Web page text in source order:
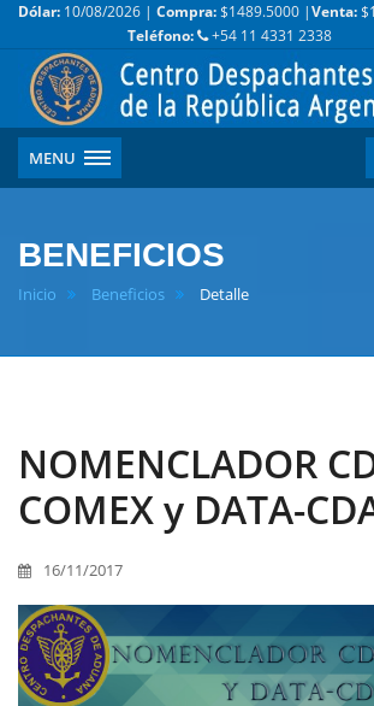
Dólar: 10/08/2026 | Compra:$1489.5000 |Venta:
Teléfono:
+54 11 4331 2338
MENU
BENEFICIOS
Inicio Beneficios Detalle
NOMENCLADOR
COMEX y DATA-
16/11/2017